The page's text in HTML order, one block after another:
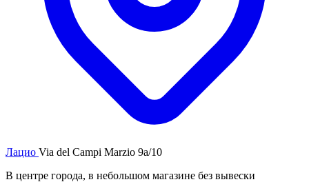
Лацио Via del Campi Marzio 9a/10
В центре города, в небольшом магазине без вывески